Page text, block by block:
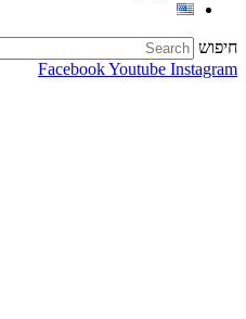
חיפוש
FacebookYoutube Instagram